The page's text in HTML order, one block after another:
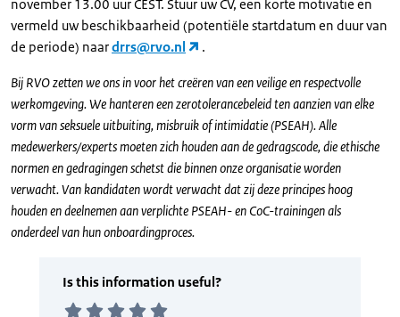
november 13.00 uur CEST. Stuur uw CV, een korte motivatie en
vermeld uw beschikbaarheid (potentiële startdatum en duur van
de periode) naardrrs@rvo.nl .
Bij RVO zetten we ons in voor het creëren van een veilige en respectvolle
werkomgeving. We hanteren een zerotolerancebeleid ten aanzien van elke
vorm van seksuele uitbuiting, misbruik of intimidatie (PSEAH). Alle
medewerkers/experts moeten zich houden aan de gedragscode, die ethische
normen en gedragingen schetst die binnen onze organisatie worden
verwacht. Van kandidaten wordt verwacht dat zij deze principes hoog
houden en deelnemen aan verplichte PSEAH- en CoC-trainingen als
onderdeel van hun onboardingproces.